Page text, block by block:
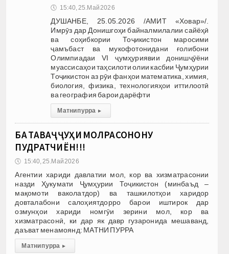
🕔 15:40, 25.Май 2026
ДУШАНБЕ, 25.05.2026 /АМИТ «Ховар»/.
Имрӯз дар Донишгоҳи байналмилалии сайёҳӣ
ва соҳибкории Тоҷикистон маросими
ҷамъбаст ва мукофотонидани ғолибони
Олимпиадаи VI ҷумҳуриявии донишҷӯёни
муассисаҳои таҳсилоти олии касбии Ҷумҳурии
Тоҷикистон аз рӯи фанҳои математика, химия,
биология, физика, технологияҳои иттилоотӣ
ва география барои дарёфти
Матни пурра ▸
БА ТАВАҶҶУҲИ МОЛРАСОНОНУ
ПУДРАТЧИЁН!!!
🕔 15:40, 25.Май 2026
Агентии хариди давлатии мол, кор ва хизматрасонии
назди Ҳукумати Ҷумҳурии Тоҷикистон (минбаъд –
мақомоти ваколатдор) ва ташкилотҳои харидор
довталабони салоҳиятдорро барои иштирок дар
озмунҳои хариди номгӯи зерини мол, кор ва
хизматрасонӣ, ки дар як давр гузаронида мешаванд,
даъват менамоянд: МАТНИ ПУРРА
Матни пурра ▸